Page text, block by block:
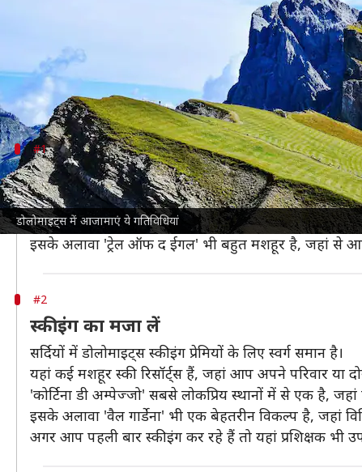
डोलोमाइट्स में आजामाएं ये गतिविधियां
के उत्तर-पूर्व में स्थित डोलोमाइट्स एक पहाड़ी
यहां की ऊंची-ऊंची चट्टानें, हरे-भरे मैदान और खूबसूरत
स्कीइंग।
#1
ट्रेकिंग करें और प्राकृतिक सौंदर्य का आनंद लें
डोलोमाइट्स मेंट्रेकिंगकरना एक अनूठा अनुभव है। यहां कई
आप 'सेला रोंडा' जैसे लोकप्रिय ट्रेल पर जा सकते हैं, जो
इसके अलावा 'ट्रेल ऑफ द ईगल' भी बहुत मशहूर है, जहां से आप
#2
स्कीइंग का मजा लें
सर्दियों में डोलोमाइट्स स्कीइंग प्रेमियों के लिए स्वर्ग समान है।
यहां कई मशहूर स्की रिसॉर्ट्स हैं, जहां आप अपने परिवार या
'कोर्टिना डी अम्पेज्जो' सबसे लोकप्रिय स्थानों में से एक है,
इसके अलावा 'वैल गार्डेना' भी एक बेहतरीन विकल्प है, जहां
अगर आप पहली बार स्कीइंग कर रहे हैं तो यहां प्रशिक्षक भी